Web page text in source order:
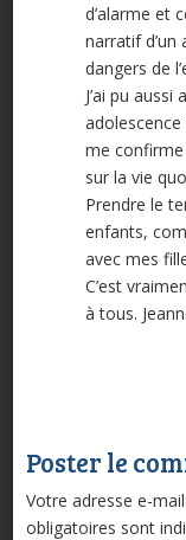
d’alarme et
narratif d’un
dangers de
J’ai pu aussi
me
sur la vie
Prendre le
enfants,
avec mes
C’est
à tous.
Poster le
Votre adresse e-
obligatoires sont